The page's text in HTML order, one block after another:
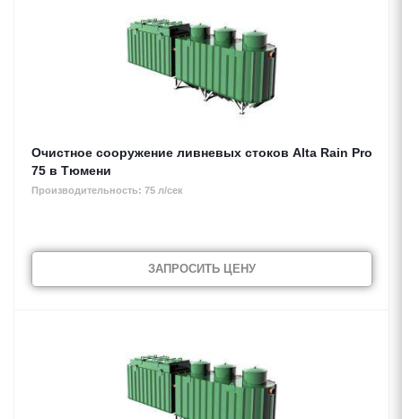
Очистное сооружение ливневых стоков Alta Rain Pro
75 в Тюмени
Производительность: 75 л/сек
ЗАПРОСИТЬ ЦЕНУ